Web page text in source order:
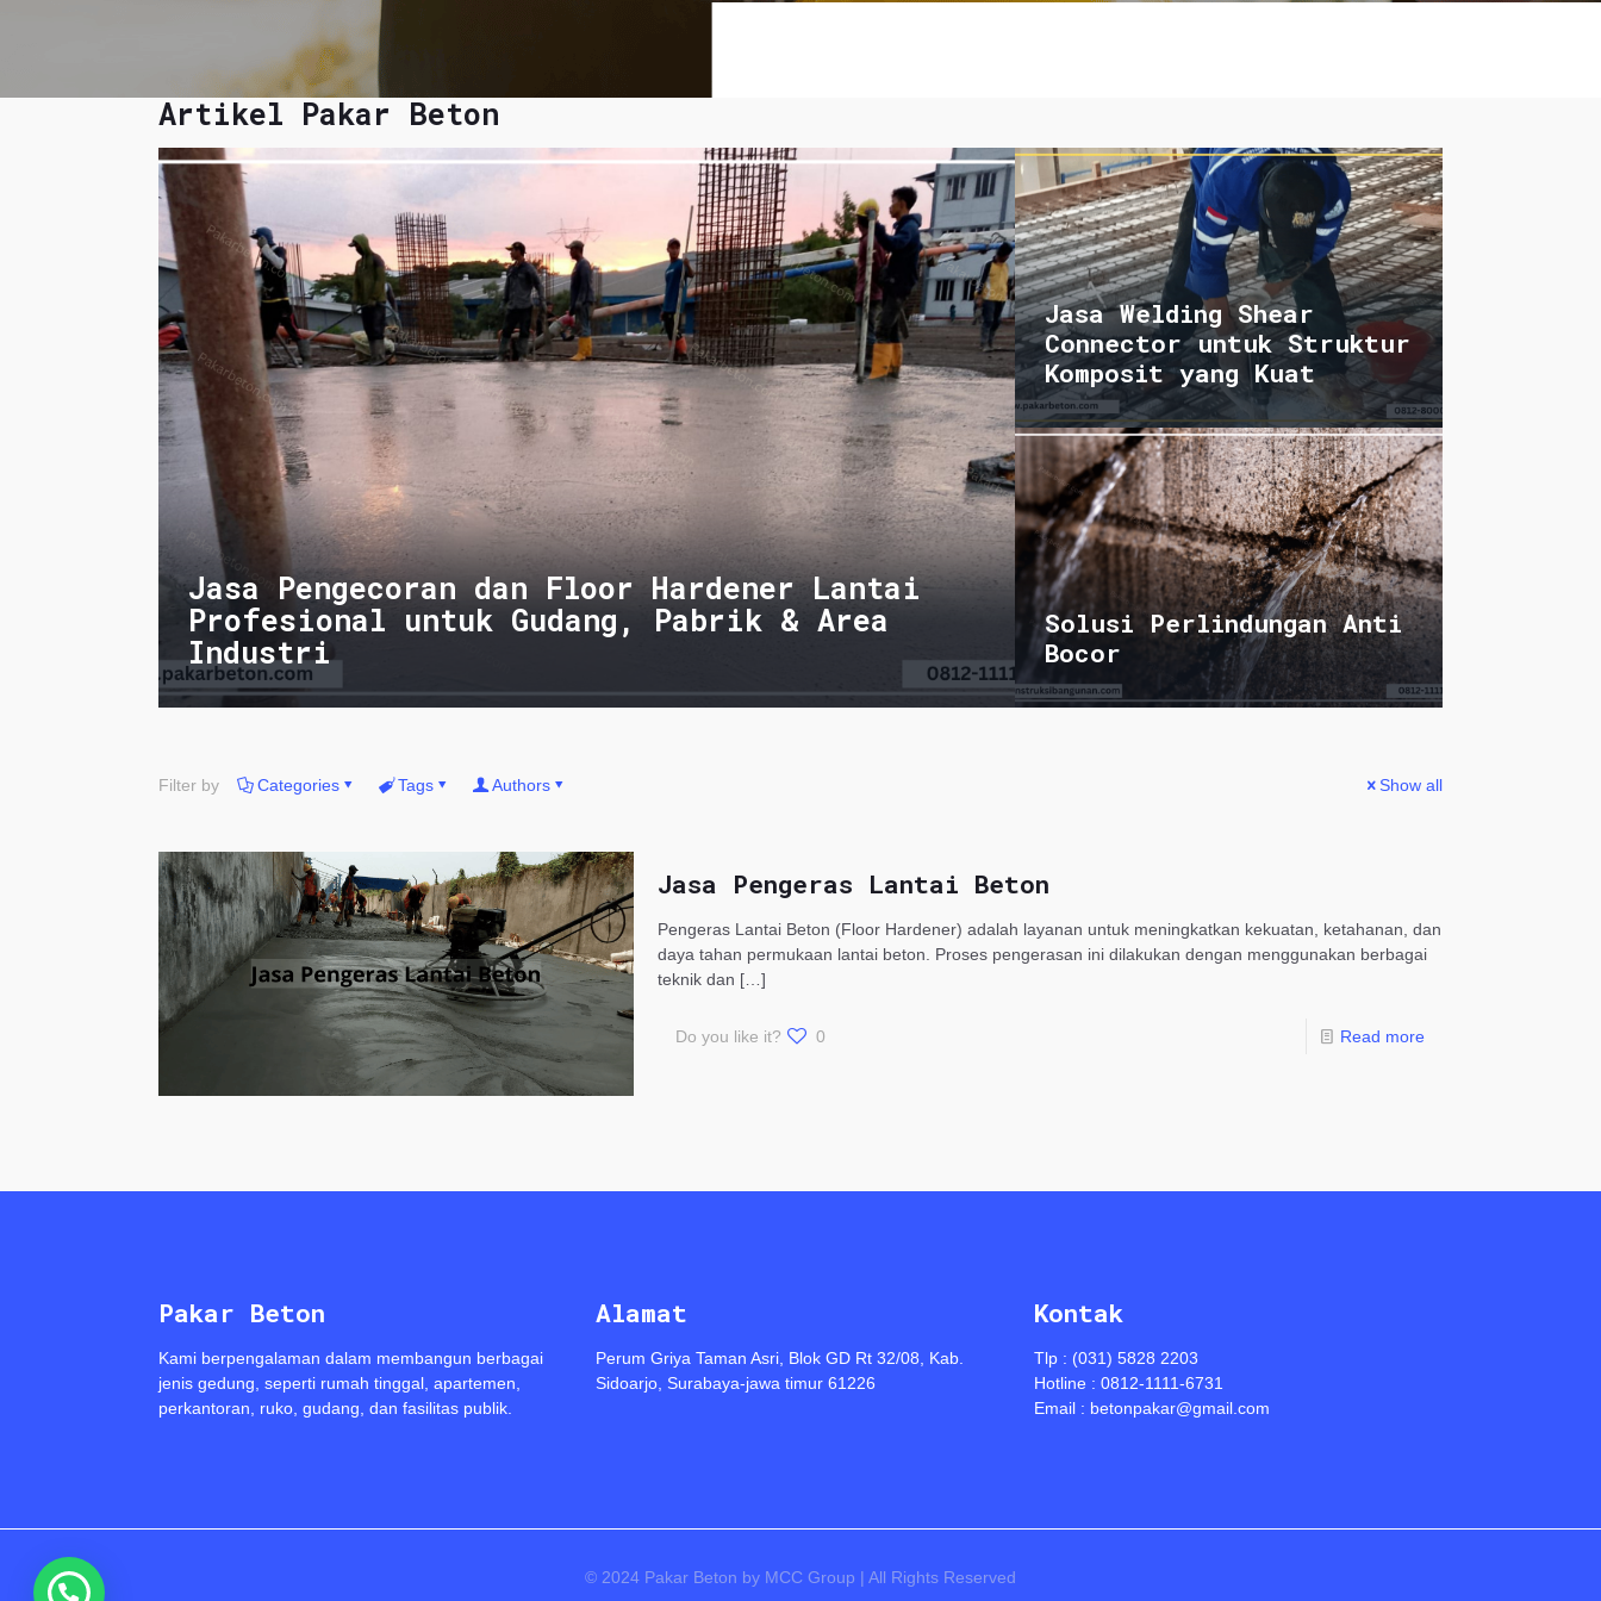
Artikel Pakar Beton
Jasa Pengecoran dan Floor Hardener Lantai
Profesional untuk Gudang, Pabrik & Area
Industri
Jasa Welding Shear
Connector untuk Struktur
Komposit yang Kuat
Solusi Perlindungan Anti
Bocor
Filter by Categories Tags Authors Show all
Jasa Pengeras Lantai Beton
Pengeras Lantai Beton (Floor Hardener) adalah layanan untuk meningkatkan kekuatan, ketahanan, dan
daya tahan permukaan lantai beton. Proses pengerasan ini dilakukan dengan menggunakan berbagai
teknik dan […]
Do you like it? 0 Read more
Pakar Beton
Kami berpengalaman dalam membangun berbagai
jenis gedung, seperti rumah tinggal, apartemen,
perkantoran, ruko, gudang, dan fasilitas publik.
Alamat
Perum Griya Taman Asri, Blok GD Rt 32/08, Kab.
Sidoarjo, Surabaya-jawa timur 61226
Kontak
Tlp : (031) 5828 2203
Hotline : 0812-1111-6731
Email : betonpakar@gmail.com
© 2024 Pakar Beton by MCC Group | All Rights Reserved